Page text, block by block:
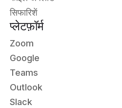
सिफारिशें
प्लेटफ़ॉर्म
Zoom
Google
Teams
Outlook
Slack